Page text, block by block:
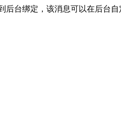
后台绑定，该消息可以在后台自